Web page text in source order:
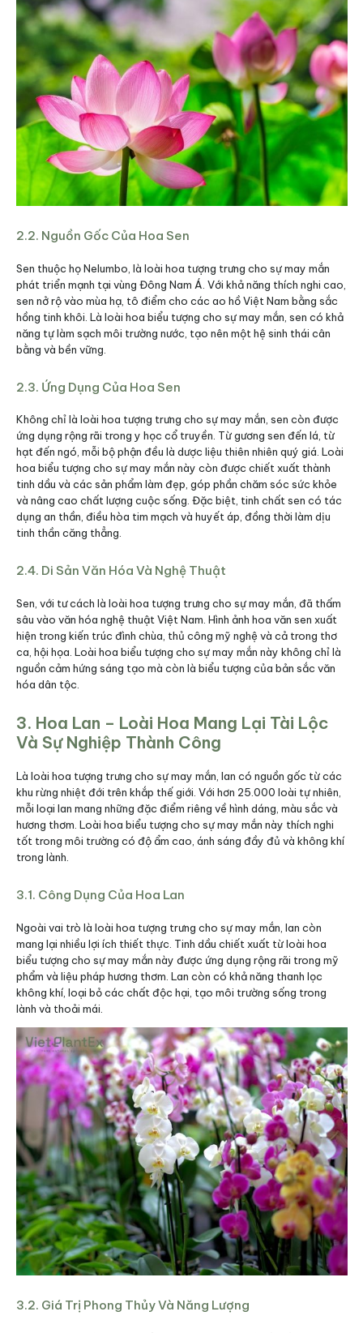
2.2. Nguồn Gốc Của Hoa Sen
Sen thuộc họ Nelumbo, là loài hoa tượng trưng cho sự may mắn
phát triển mạnh tại vùng Đông Nam Á. Với khả năng thích nghi cao,
sen nở rộ vào mùa hạ, tô điểm cho các ao hồ Việt Nam bằng sắc
hồng tinh khôi. Là loài hoa biểu tượng cho sự may mắn, sen có khả
năng tự làm sạch môi trường nước, tạo nên một hệ sinh thái cân
bằng và bền vững.
2.3. Ứng Dụng Của Hoa Sen
Không chỉ là loài hoa tượng trưng cho sự may mắn, sen còn được
ứng dụng rộng rãi trong y học cổ truyền. Từ gương sen đến lá, từ
hạt đến ngó, mỗi bộ phận đều là dược liệu thiên nhiên quý giá. Loài
hoa biểu tượng cho sự may mắn này còn được chiết xuất thành
tinh dầu và các sản phẩm làm đẹp, góp phần chăm sóc sức khỏe
và nâng cao chất lượng cuộc sống. Đặc biệt, tinh chất sen có tác
dụng an thần, điều hòa tim mạch và huyết áp, đồng thời làm dịu
tinh thần căng thẳng.
2.4. Di Sản Văn Hóa Và Nghệ Thuật
Sen, với tư cách là loài hoa tượng trưng cho sự may mắn, đã thấm
sâu vào văn hóa nghệ thuật Việt Nam. Hình ảnh hoa văn sen xuất
hiện trong kiến trúc đình chùa, thủ công mỹ nghệ và cả trong thơ
ca, hội họa. Loài hoa biểu tượng cho sự may mắn này không chỉ là
nguồn cảm hứng sáng tạo mà còn là biểu tượng của bản sắc văn
hóa dân tộc.
3. Hoa Lan – Loài Hoa Mang Lại Tài Lộc
Và Sự Nghiệp Thành Công
Là loài hoa tượng trưng cho sự may mắn, lan có nguồn gốc từ các
khu rừng nhiệt đới trên khắp thế giới. Với hơn 25.000 loài tự nhiên,
mỗi loại lan mang những đặc điểm riêng về hình dáng, màu sắc và
hương thơm. Loài hoa biểu tượng cho sự may mắn này thích nghi
tốt trong môi trường có độ ẩm cao, ánh sáng đầy đủ và không khí
trong lành.
3.1. Công Dụng Của Hoa Lan
Ngoài vai trò là loài hoa tượng trưng cho sự may mắn, lan còn
mang lại nhiều lợi ích thiết thực. Tinh dầu chiết xuất từ loài hoa
biểu tượng cho sự may mắn này được ứng dụng rộng rãi trong mỹ
phẩm và liệu pháp hương thơm. Lan còn có khả năng thanh lọc
không khí, loại bỏ các chất độc hại, tạo môi trường sống trong
lành và thoải mái.
3.2. Giá Trị Phong Thủy Và Năng Lượng